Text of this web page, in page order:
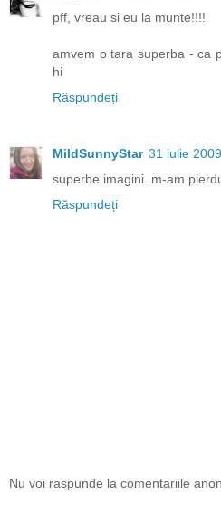
pff, vreau si eu la munte!!!!
amvem o tara superba - ca
hi
Răspundeți
MildSunnyStar 31 iulie
superbe imagini. m-am
Răspundeți
Nu voi raspunde la comentariile